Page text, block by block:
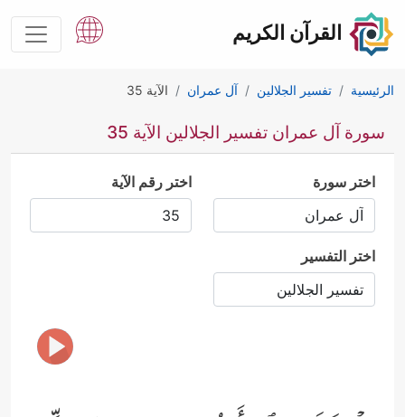
القرآن الكريم
الرئيسية تفسير الجلالين آل عمران الآية 35
سورة آل عمران تفسير الجلالين الآية 35
اختر سورة اختر رقم الآية
اختر التفسير